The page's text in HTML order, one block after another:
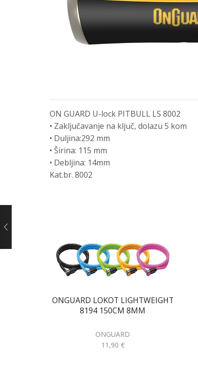
ON GUARD U-lock PITBULL LS 8002
• Zaključavanje na ključ, dolazu 5 kom
• Duljina:292 mm
• Širina: 115 mm
• Debljina: 14mm
Kat.br. 8002
ONGUARD LOKOT LIGHTWEIGHT
8194 150CM 8MM
ONGUARD
11,90 €